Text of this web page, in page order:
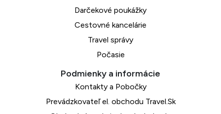
Darčekové poukážky
Cestovné kancelárie
Travel správy
Počasie
Kontakty a Pobočky
Prevádzkovateľ el. obchodu Travel.Sk